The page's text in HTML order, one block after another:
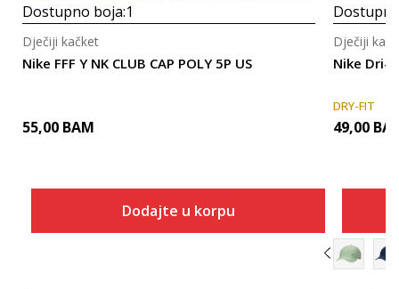
Dostupno boja:1
Nike FFF Y NK CLUB CAP POLY 5P US
Dječiji kačket
55,00 BAM
Dodajte u korpu
Nike Dri-
Dječiji
DRY-FIT
49,00